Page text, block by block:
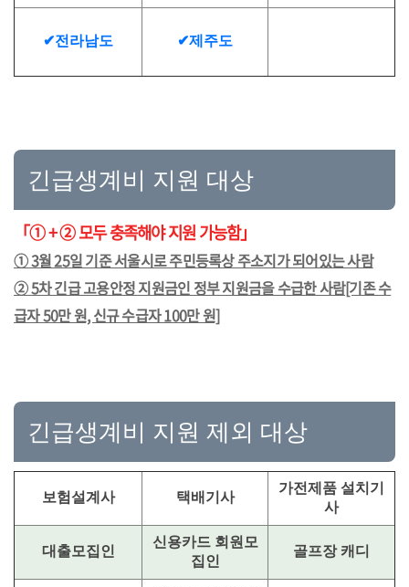
✔전라남도 ✔제주도
긴급생계비 지원 대상
「① + ② 모두 충족해야 지원 가능함」
① 3월 25일 기준 서울시로 주민등록상 주소지가 되어있는 사람
② 5차 긴급 고용안정 지원금인 정부 지원금을 수급한 사람[기존 수
급자 50만 원, 신규 수급자 100만 원]
긴급생계비 지원 제외 대상
보험설계사 택배기사
가전제품 설치기
사
대출모집인
신용카드 회원모
집인
골프장 캐디